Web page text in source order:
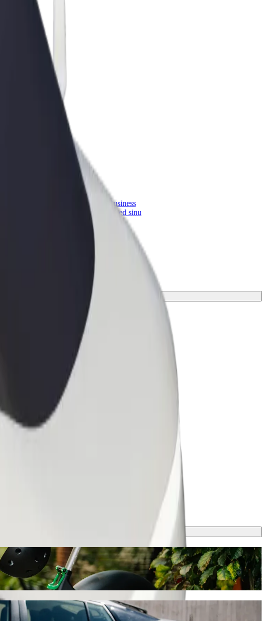
Bolt for Business
Bolti teenused sinu
ettevõttele